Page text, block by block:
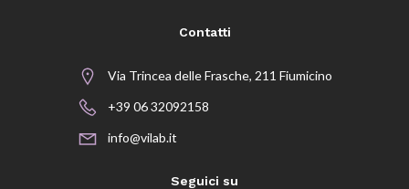
Contatti
Via Trincea delle Frasche, 211 Fiumicino
+39 06 32092158
info@vilab.it
Seguici su